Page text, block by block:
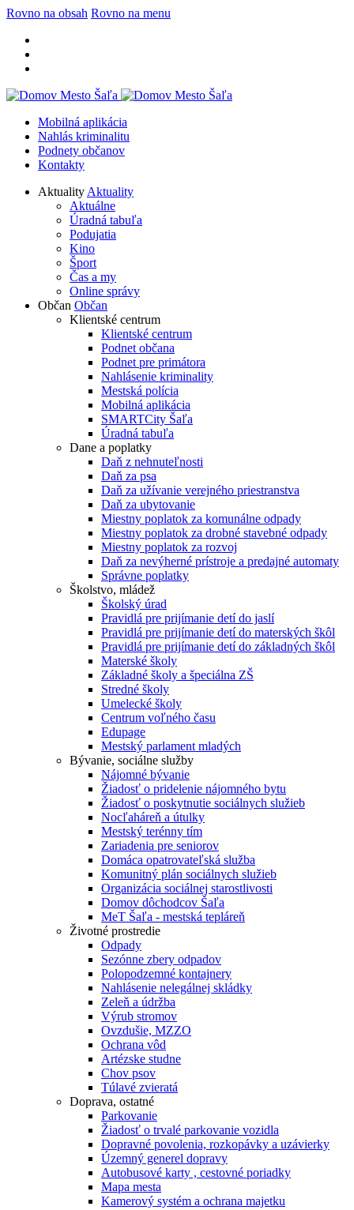
Rovno na obsah Rovno na menu
Mobilná aplikácia
Nahlás kriminalitu
Podnety občanov
Kontakty
Aktuality Aktuality
Aktuálne
Úradná tabuľa
Podujatia
Kino
Šport
Čas a my
Online správy
Občan Občan
Klientské centrum
Klientské centrum
Podnet občana
Podnet pre primátora
Nahlásenie kriminality
Mestská polícia
Mobilná aplikácia
SMARTCity Šaľa
Úradná tabuľa
Dane a poplatky
Daň z nehnuteľnosti
Daň za psa
Daň za užívanie verejného priestranstva
Daň za ubytovanie
Miestny poplatok za komunálne odpady
Miestny poplatok za drobné stavebné odpady
Miestny poplatok za rozvoj
Daň za nevýherné prístroje a predajné automaty
Správne poplatky
Školstvo, mládež
Školský úrad
Pravidlá pre prijímanie detí do jaslí
Pravidlá pre prijímanie detí do materských škôl
Pravidlá pre prijímanie detí do základných škôl
Materské školy
Základné školy a špeciálna ZŠ
Stredné školy
Umelecké školy
Centrum voľného času
Edupage
Mestský parlament mladých
Bývanie, sociálne služby
Nájomné bývanie
Žiadosť o pridelenie nájomného bytu
Žiadosť o poskytnutie sociálnych služieb
Nocľaháreň a útulky
Mestský terénny tím
Zariadenia pre seniorov
Domáca opatrovateľská služba
Komunitný plán sociálnych služieb
Organizácia sociálnej starostlivosti
Domov dôchodcov Šaľa
MeT Šaľa - mestská tepláreň
Životné prostredie
Odpady
Sezónne zbery odpadov
Polopodzemné kontajnery
Nahlásenie nelegálnej skládky
Zeleň a údržba
Výrub stromov
Ovzdušie, MZZO
Ochrana vôd
Artézske studne
Chov psov
Túlavé zvieratá
Doprava, ostatné
Parkovanie
Žiadosť o trvalé parkovanie vozidla
Dopravné povolenia, rozkopávky a uzávierky
Územný generel dopravy
Autobusové karty , cestovné poriadky
Mapa mesta
Kamerový systém a ochrana majetku